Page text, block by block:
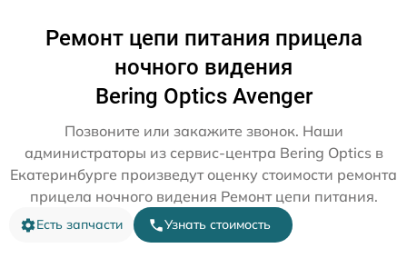
Ремонт цепи питания прицела
ночного видения
Bering Optics Avenger
Позвоните или закажите звонок. Наши
администраторы из сервис-центра Bering Optics в
Екатеринбурге произведут оценку стоимости ремонта
прицела ночного видения Ремонт цепи питания.
Есть запчасти Узнать стоимость